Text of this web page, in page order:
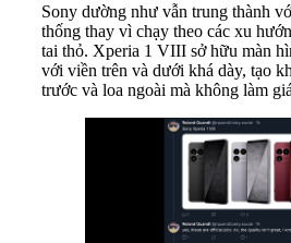
Sony dường như vẫn trung thành
thống thay vì chạy theo các xu
tai thỏ. Xperia 1 VIII sở hữu màn
với viền trên và dưới khá dày, tạo
trước và loa ngoài mà không làm